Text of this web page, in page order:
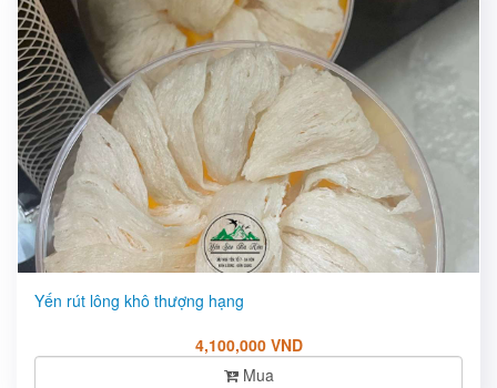
Yến rút lông khô thượng hạng
4,100,000 VND
Mua